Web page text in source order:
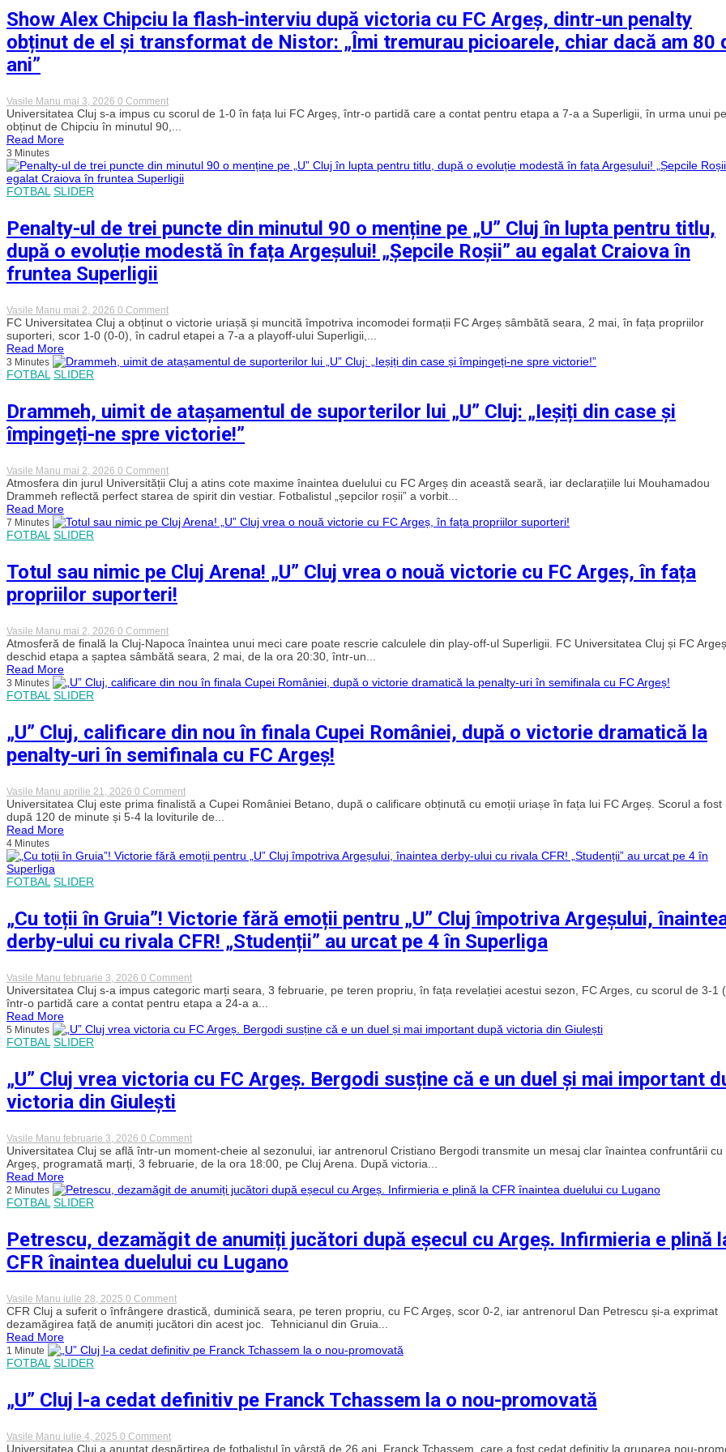
FC
Argeș,
la
ultimul
impresionantă
pentru
un
simbol
Show Alex Chipciu la flash-interviu după victoria cu FC Argeș, dintr-un penalty
obținut de el și transformat de Nistor: „Îmi tremurau picioarele, chiar dacă am 80
ani”
Vasile Manu mai 3, 2026 0 Commenton
Show
Alex
Chipciu
interviu
după
Argeș,
dintr-
un
penalty
transformat
de
Nistor:
tremurau
am
80
de
ani”
Universitatea Cluj s-a impus cu scorul de 1-0 în fața lui FC Argeș, într-o partidă care a contat pentru etapa a 7-a a Superligii, în urma unui
obținut de Chipciu în minutul 90,...
Read More
3 Minutes
FOTBAL SLIDER
Penalty-ul de trei puncte din minutul 90 o menține pe „U” Cluj în lupta pentru titlu,
după o evoluție modestă în fața Argeșului! „Șepcile Roșii” au egalat Craiova în
fruntea Superligii
Vasile Manu mai 2, 2026 0 Commenton
Penalty-
ul
de
puncte
o
menține
pe
„U”
în
lupta
pentru
titlu,
o
fața
Argeșului!
„Șepcile
Roșii”
egalat
Craiova
în
fruntea
FC Universitatea Cluj a obținut o victorie uriașă și muncită împotriva incomodei formații FC Argeș sâmbătă seara, 2 mai, în fața propriilor
suporteri, scor 1-0 (0-0), în cadrul etapei a 7-a a playoff-ului Superligii,...
Read More
3 Minutes
FOTBAL SLIDER
Drammeh, uimit de atașamentul de suporterilor lui „U” Cluj: „Ieșiți din case și
împingeți-ne spre victorie!”
Vasile Manu mai 2, 2026 0 Commenton
Drammeh,
uimit
de
de
Cluj:
„Ieșiți
din
case
împingeți-
ne
spre
victorie!”
Atmosfera din jurul Universității Cluj a atins cote maxime înaintea duelului cu FC Argeș din această seară, iar declarațiile lui Mouhamadou
Drammeh reflectă perfect starea de spirit din vestiar. Fotbalistul „șepcilor roșii” a vorbit...
Read More
7 Minutes
FOTBAL SLIDER
Totul sau nimic pe Cluj Arena! „U” Cluj vrea o nouă victorie cu FC Argeș, în fața
propriilor suporteri!
Vasile Manu mai 2, 2026 0 Commenton
Totul
sau
nimic
Cluj
vrea
o
nouă
victorie
FC
Argeș,
în
fața
Atmosferă de finală la Cluj-Napoca înaintea unui meci care poate rescrie calculele din play-off-ul Superligii. FC Universitatea Cluj și FC Argeș
deschid etapa a șaptea sâmbătă seara, 2 mai, de la ora 20:30, într-un...
Read More
3 Minutes
FOTBAL SLIDER
„U” Cluj, calificare din nou în finala Cupei României, după o victorie dramatică la
penalty-uri în semifinala cu FC Argeș!
Vasile Manu aprilie 21, 2026 0 Commenton
„U”
Cluj,
calificare
în
o
victorie
dramatică
la
uri
în
semifinala
cu
Argeș!
Universitatea Cluj este prima finalistă a Cupei României Betano, după o calificare obținută cu emoții uriașe în fața lui FC Argeș. Scorul a fost
după 120 de minute și 5-4 la loviturile de...
Read More
4 Minutes
FOTBAL SLIDER
„Cu toții în Gruia”! Victorie fără emoții pentru „U” Cluj împotriva Argeșului,
derby-ului cu rivala CFR! „Studenții” au urcat pe 4 în Superliga
Vasile Manu februarie 3, 2026 0 Commenton
„Cu
toții
în
Victorie
„U”
Cluj
derby-
ului
cu
rivala
„Studenții”
4
în
Superliga
Universitatea Cluj s-a impus categoric marți seara, 3 februarie, pe teren propriu, în fața revelației acestui sezon, FC Arges, cu scorul de 3-1
într-o partidă care a contat pentru etapa a 24-a a...
Read More
5 Minutes
FOTBAL SLIDER
„U” Cluj vrea victoria cu FC Argeș. Bergodi susține că e un duel și mai important
victoria din Giulești
Vasile Manu februarie 3, 2026 0 Commenton
„U”
Cluj
vrea
cu
susține
că
un
mai
important
după
din
Universitatea Cluj se află într-un moment-cheie al sezonului, iar antrenorul Cristiano Bergodi transmite un mesaj clar înaintea confruntării cu
Argeș, programată marți, 3 februarie, de la ora 18:00, pe Cluj Arena. După victoria...
Read More
2 Minutes
FOTBAL SLIDER
Petrescu, dezamăgit de anumiți jucători după eșecul cu Argeș. Infirmieria e plină
CFR înaintea duelului cu Lugano
Vasile Manu iulie 28, 2025 0 Commenton
Petrescu,
dezamăgit
de
jucători
Argeș.
Infirmieria
la
CFR Cluj a suferit o înfrângere drastică, duminică seara, pe teren propriu, cu FC Argeș, scor 0-2, iar antrenorul Dan Petrescu și-a exprimat
dezamăgirea față de anumiți jucători din acest joc. Tehnicianul din Gruia...
Read More
1 Minute
FOTBAL SLIDER
„U” Cluj l-a cedat definitiv pe Franck Tchassem la o nou-promovată
Vasile Manu iulie 4, 2025 0 Commenton
„U”
Universitatea Cluj a anunțat despărțirea de fotbalistul în vârstă de 26 ani, Franck Tchassem, care a fost cedat definitiv la gruparea nou-